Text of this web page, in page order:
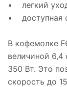
• легкий
• доступная
В кофемолке
величиной
350 Вт. Это
скорость до